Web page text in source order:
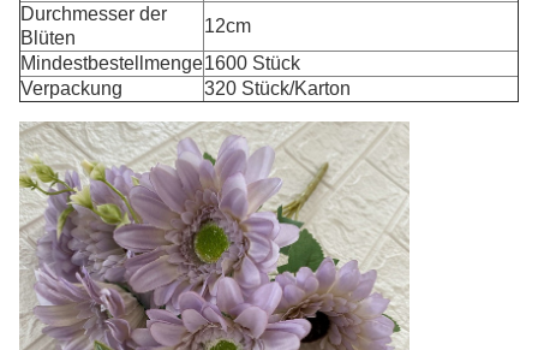
Durchmesser der
Blüten
12cm
Mindestbestellmenge1600 Stück
Verpackung
320 Stück/Karton